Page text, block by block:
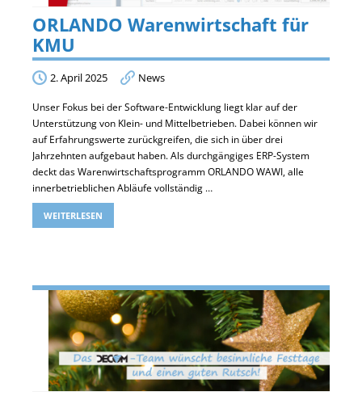
ORLANDO Warenwirtschaft für
KMU
2. April 2025 News
Unser Fokus bei der Software-Entwicklung liegt klar auf der
Unterstützung von Klein- und Mittelbetrieben. Dabei können wir
auf Erfahrungswerte zurückgreifen, die sich in über drei
Jahrzehnten aufgebaut haben. Als durchgängiges ERP-System
deckt das Warenwirtschaftsprogramm ORLANDO WAWI, alle
innerbetrieblichen Abläufe vollständig …
WEITERLESEN